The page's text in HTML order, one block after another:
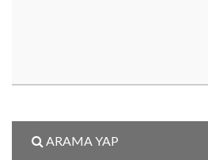
ARAMA YAP